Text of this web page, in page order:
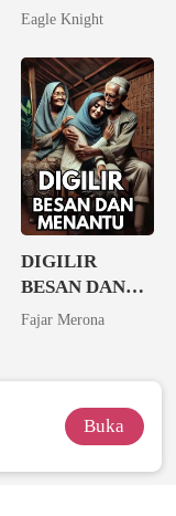
Kembalilah
Eagle Knight
DIGILIR
BESAN DAN
MENANTU -
Fajar Merona
Buka